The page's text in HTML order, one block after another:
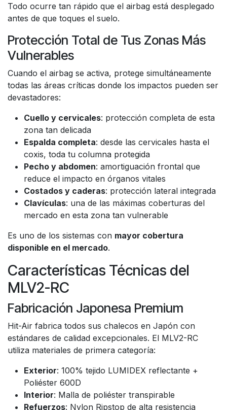
Todo ocurre tan rápido que el airbag está desplegado
antes de que toques el suelo.
Protección Total de Tus Zonas Más
Vulnerables
Cuando el airbag se activa, protege simultáneamente
todas las áreas críticas donde los impactos pueden ser
devastadores:
Cuello y cervicales: protección completa de esta
zona tan delicada
Espalda completa: desde las cervicales hasta el
coxis, toda tu columna protegida
Pecho y abdomen: amortiguación frontal que
reduce el impacto en órganos vitales
Costados y caderas: protección lateral integrada
Clavículas: una de las máximas coberturas del
mercado en esta zona tan vulnerable
Es uno de los sistemas con mayor cobertura
disponible en el mercado.
Características Técnicas del
MLV2-RC
Fabricación Japonesa Premium
Hit-Air fabrica todos sus chalecos en Japón con
estándares de calidad excepcionales. El MLV2-RC
utiliza materiales de primera categoría:
Exterior: 100% tejido LUMIDEX reflectante +
Poliéster 600D
Interior: Malla de poliéster transpirable
Refuerzos: Nylon Ripstop de alta resistencia